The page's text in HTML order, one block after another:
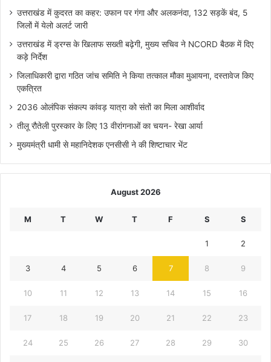
उत्तराखंड में कुदरत का कहर: उफान पर गंगा और अलकनंदा, 132 सड़कें बंद, 5
जिलों में येलो अलर्ट जारी
उत्तराखंड में ड्रग्स के खिलाफ सख्ती बढ़ेगी, मुख्य सचिव ने NCORD बैठक में दिए
कड़े निर्देश
जिलाधिकारी द्वारा गठित जांच समिति ने किया तत्काल मौका मुआयना, दस्तावेज किए
एकत्रित
2036 ओलंपिक संकल्प कांवड़ यात्रा को संतों का मिला आशीर्वाद
तीलू रौतेली पुरस्कार के लिए 13 वीरांगनाओं का चयन- रेखा आर्या
मुख्यमंत्री धामी से महानिदेशक एनसीसी ने की शिष्टाचार भेंट
August 2026
M T W T F S S
1 2
3 4 5 6 7 8 9
10 11 12 13 14 15 16
17 18 19 20 21 22 23
24 25 26 27 28 29 30